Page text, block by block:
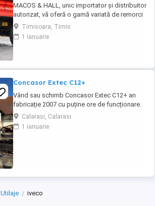
MACOS & HALL, unic importator și distribuitor
autorizat, vă oferă o gamă variată de remorci
agricole și tehnologice, special concepute
pentru a răspunde nevoilor fermierilor
moderni. Toate produsele noastre sunt
în exploatare. Gama ...
Timisoara, Timis
1 ianuarie
Concasor Extec C12+
Vând sau schimb Concasor Extec C12+ an
fabricație 2007 cu puține ore de funcționare.
Calarasi, Calarasi
1 ianuarie
Utilaje iveco